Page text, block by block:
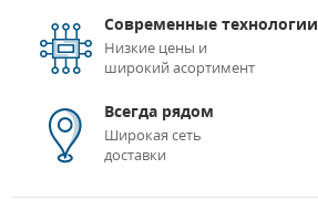
Современные технологии
Низкие цены и
широкий асортимент
Всегда рядом
Широкая сеть
доставки